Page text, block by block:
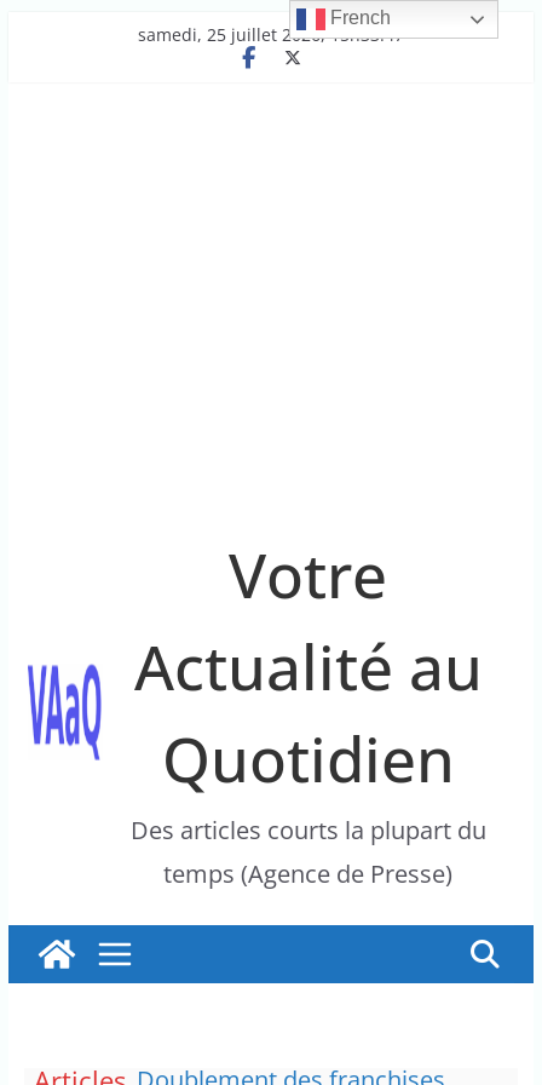
samedi, 25 juillet 2026, 15h33:47
Votre
Actualité au
Quotidien
Des articles courts la plupart du
temps (Agence de Presse)
French